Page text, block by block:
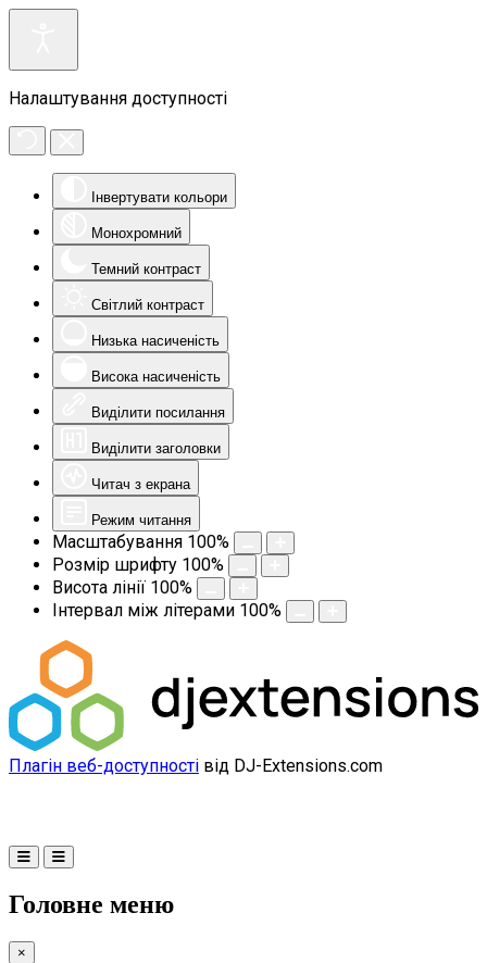
Налаштування доступності
Інвертувати кольори
Монохромний
Темний контраст
Світлий контраст
Низька насиченість
Висока насиченість
Виділити посилання
Виділити заголовки
Читач з екрана
Режим читання
Масштабування 100%
Розмір шрифту 100%
Висота лінії 100%
Інтервал між літерами 100%
Плагін веб-доступності від DJ-Extensions.com
Головне меню
×